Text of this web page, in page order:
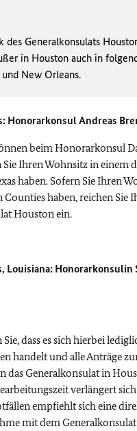
Generalkonsulats
in Houston auch in
New Orleans.
Honorarkonsul Andreas
beim Honorarkonsul
Ihren Wohnsitz in einem
haben. Sofern Sie Ihren
Counties haben, reichen Sie
Houston ein.
Louisiana: Honorarkonsulin
dass es sich hierbei
handelt und alle Anträge
das Generalkonsulat in
verlängert
empfiehlt sich eine
mit dem